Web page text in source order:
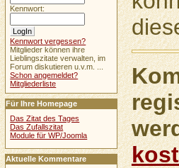
Kennwort:
Kennwort vergessen?
Mitglieder können ihre
Lieblingszitate verwalten, im
Forum diskutieren u.v.m. ...
Schon angemeldet?
Mitgliederliste
Für Ihre Homepage
Das Zitat des Tages
Das Zufallszitat
Module für WP/Joomla
Aktuelle Kommentare